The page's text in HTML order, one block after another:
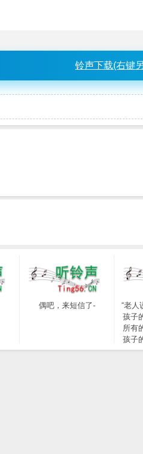
铃声下载(右键
偶吧，来短信了-
“老人
孩子
所有
孩子
拒